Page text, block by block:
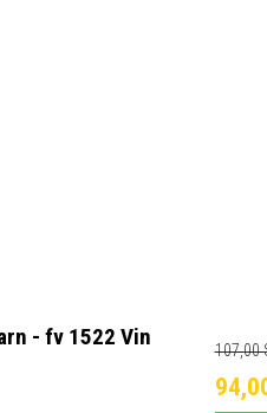
- fv 1522 Vin
107,00